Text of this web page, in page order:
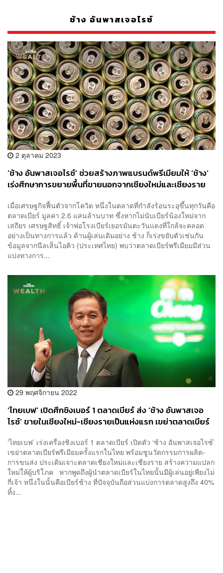
ช้าง อันพาสเจอไรซ์
2 ตุลาคม 2023
‘ช้าง อันพาสเจอไรซ์’ ช่วยสร้างภาพแบรนด์พรีเมียมให้ ‘ช้าง’
เร่งศึกษาการขยายพื้นที่ขายนอกจากเชียงใหม่และเชียงราย
เมื่อเศรษฐกิจฟื้นตัวจากโควิด หนึ่งในตลาดที่กำลังร้อนระอุขึ้นทุกวันคือ
ตลาดเบียร์ มูลค่า 2.6 แสนล้านบาท ซึ่งหากไม่นับเบียร์น้องใหม่จาก
เสถียร เศรษฐสิทธิ์ เจ้าพ่อโรงเบียร์เยอรมันตะวันแดงที่ใกล้จะคลอด
อย่างเป็นทางการแล้ว ด้านผู้เล่นเดิมอย่าง ช้าง ก็เร่งขยับตัวเช่นกัน
ข้อมูลจากนีลเส็นไอคิว (ประเทศไทย) พบว่าตลาดเบียร์พรีเมียมมีส่วน
แบ่งทางการ...
29 พฤศจิกายน 2022
‘ไทยเบฟ’ เปิดศึกชิงเบอร์ 1 ตลาดเบียร์ ส่ง ‘ช้าง อันพาสเจอ
ไรซ์’ ขายในเชียงใหม่-เชียงรายเป็นแห่งแรก เขย่าตลาดเบียร์
‘ไทยเบฟ’ เร่งเครื่องชิงเบอร์ 1 ตลาดเบียร์ เปิดตัว ‘ช้าง อันพาสเจอไรซ์’
เขย่าตลาดเบียร์พรีเมียมครั้งแรกในไทย พร้อมชูนวัตกรรมการผลิต-
การขนส่ง ประเดิมเจาะตลาดเชียงใหม่และเชียงราย สร้างความแปลก
ใหม่ให้ผู้บริโภค หากพูดถึงผู้นำตลาดเบียร์ในไทยนั้นมีผู้เล่นอยู่เพียงไม่
กี่เจ้า หนึ่งในนั้นคือเบียร์ช้าง ที่ปัจจุบันถือส่วนแบ่งการตลาดสูงถึง 40%
ทิ้ง...